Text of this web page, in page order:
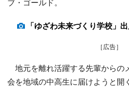
ブ・ゴールド。
「ゆざわ未来づくり学校」
［広告］
地元を離れ活躍する先輩からの
会を地域の中高生に届けようと開